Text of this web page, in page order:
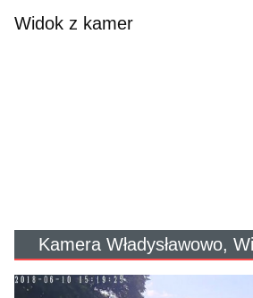
Widok z kamer
Kamera Władysławowo,